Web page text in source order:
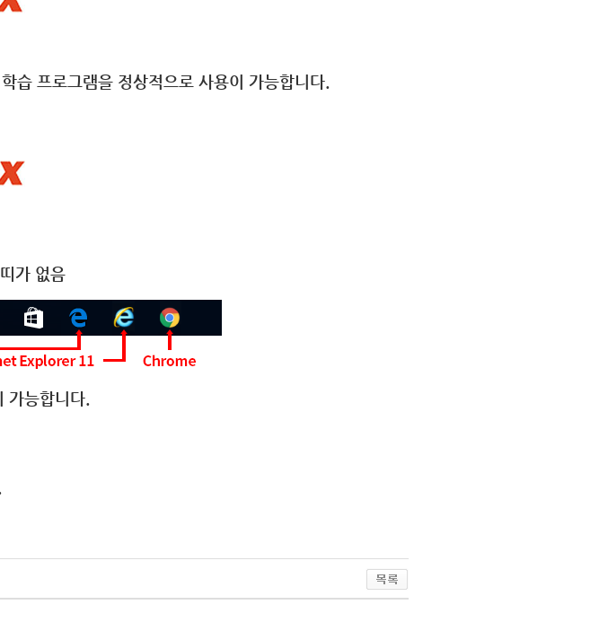
습 프로그램을 정상적으로 사용이 가능합니다.
가 없음
가능합니다.